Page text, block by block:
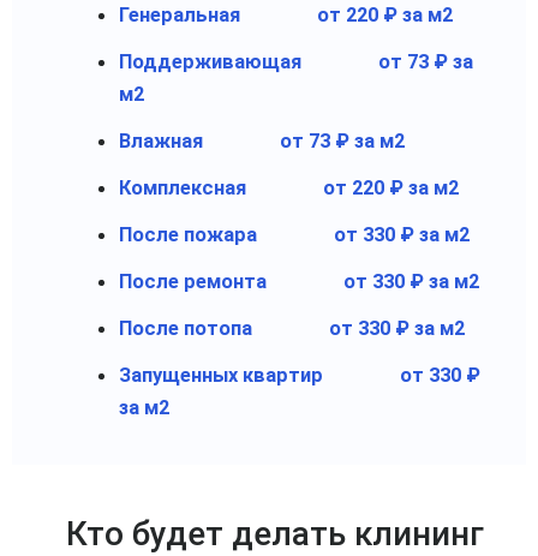
Генеральная от 220 ₽ за м2
Поддерживающая
от 73 ₽ за
м2
Влажная от 73 ₽ за м2
Комплексная от 220 ₽ за м2
После пожара от 330 ₽ за м2
После ремонта от 330 ₽ за м2
После потопа от 330 ₽ за м2
Запущенных квартир
от 330 ₽
за м2
Кто будет делать клининг